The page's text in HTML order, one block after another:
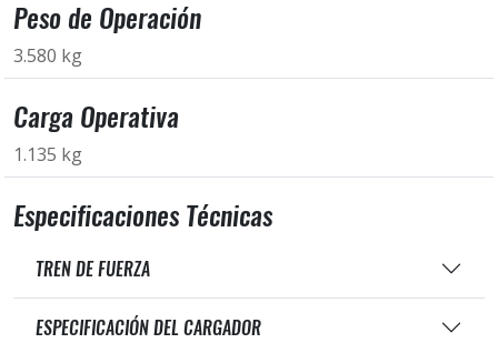
Peso de Operación
3.580 kg
Carga Operativa
1.135 kg
Especificaciones Técnicas
TREN DE FUERZA
ESPECIFICACIÓN DEL CARGADOR